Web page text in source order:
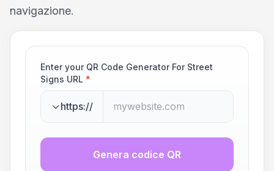
navigazione.
Enter your QR Code Generator For Street
Signs URL *
https://
Genera codice QR